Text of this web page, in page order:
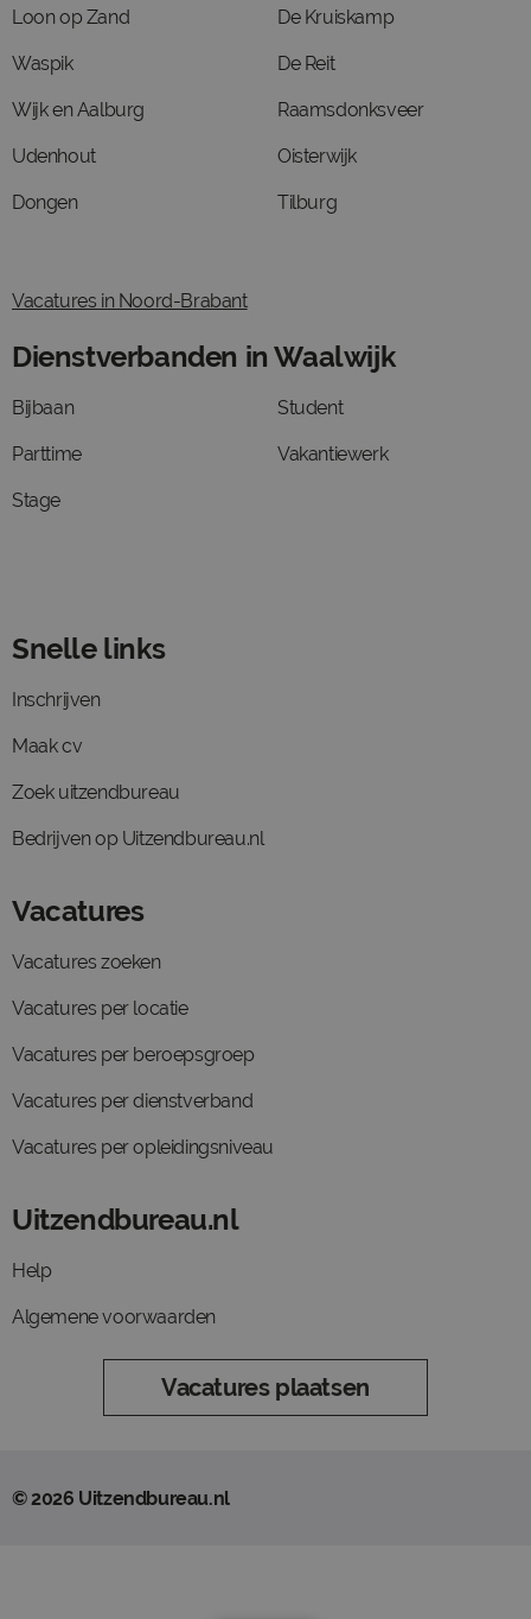
Loon op Zand
Waspik
Wijk en Aalburg
Udenhout
Dongen
De Kruiskamp
De Reit
Raamsdonksveer
Oisterwijk
Tilburg
Vacatures in Noord-Brabant
Dienstverbanden in Waalwijk
Bijbaan
Parttime
Stage
Student
Vakantiewerk
Snelle links
Inschrijven
Maak cv
Zoek uitzendbureau
Bedrijven op Uitzendbureau.nl
Vacatures
Vacatures zoeken
Vacatures per locatie
Vacatures per beroepsgroep
Vacatures per dienstverband
Vacatures per opleidingsniveau
Uitzendbureau.nl
Help
Algemene voorwaarden
Vacatures plaatsen
© 2026 Uitzendbureau.nl